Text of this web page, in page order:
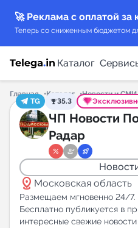
🚀 Реклама с оплатой
Теперь со сниженным бюджетом
Каталог
Каталог каналов
Каталог ботов
Горящие
Индекс читаемости
New
Главная Каталог Новости и СМИ
TG
35.3
ЧП Новости
Радар
distance Московская область
Размещаем мгновенно 24/7.
Бесплатно публикуется в
интересные свежие